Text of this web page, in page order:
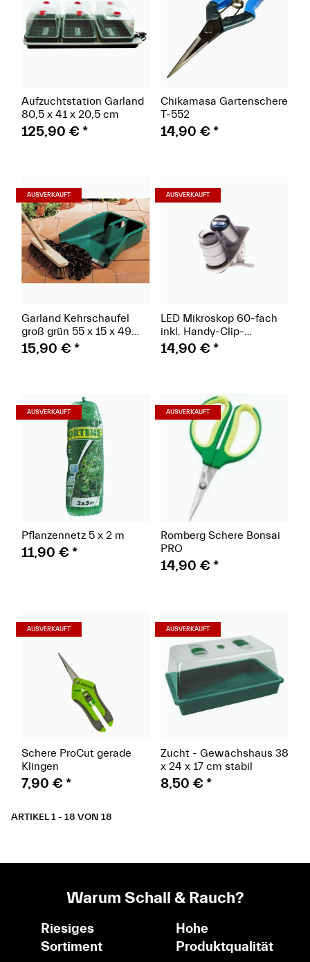
Aufzuchtstation Garland
80,5 x 41 x 20,5 cm
125,90 € *
Chikamasa Gartenschere
T-552
14,90 € *
AUSVERKAUFT (Paket)
Garland Kehrschaufel
groß grün 55 x 15 x 49
cm
15,90 € *
AUSVERKAUFT
LED Mikroskop 60-fach
inkl. Handy-Clip-
Halterung
14,90 € *
AUSVERKAUFT (Paket)
Pflanzennetz 5 x 2 m
11,90 € *
AUSVERKAUFT
Romberg Schere Bonsai
PRO
14,90 € *
AUSVERKAUFT (Paket)
Schere ProCut gerade
Klingen
7,90 € *
AUSVERKAUFT
Zucht - Gewächshaus 38
x 24 x 17 cm stabil
8,50 € *
ARTIKEL 1 - 18 VON 18
Warum Schall & Rauch?
Riesiges
Sortiment
Hohe
Produktqualität